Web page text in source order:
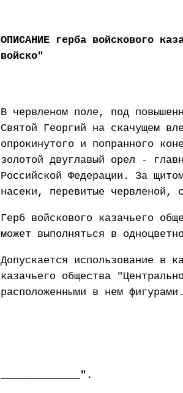
ОПИСАНИЕ герба войскового
войско"
В червленом поле, под
Святой Георгий на скачущем
опрокинутого и попранного
золотой двуглавый орел -
Российской Федерации. За
насеки, перевитые червленой,
Герб войскового казачьего
может выполняться в
Допускается использование в
казачьего общества
расположенными в нем
_____________".